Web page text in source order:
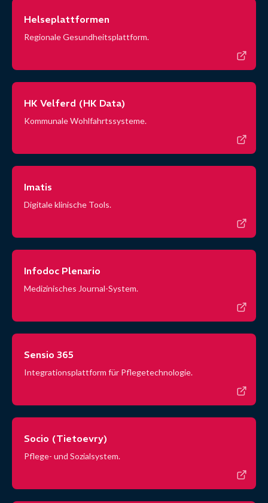
Helseplattformen
Regionale Gesundheitsplattform.
HK Velferd (HK Data)
Kommunale Wohlfahrtssysteme.
Imatis
Digitale klinische Tools.
Infodoc Plenario
Medizinisches Journal-System.
Sensio 365
Integrationsplattform für Pflegetechnologie.
Socio (Tietoevry)
Pflege- und Sozialsystem.